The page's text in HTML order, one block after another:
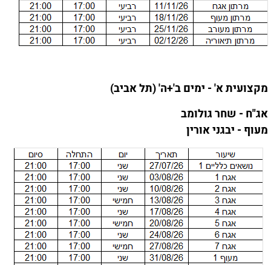
מקצועית א' - ימים ב'+ה' (תל אביב)
אג"ח - שחר גולומב
מעוף - יבגני אורין